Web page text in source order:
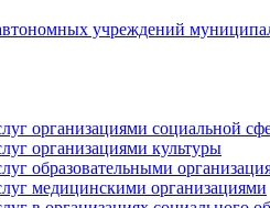
учреждений
организациями социальной
организациями культуры
образовательными
медицинскими организациями